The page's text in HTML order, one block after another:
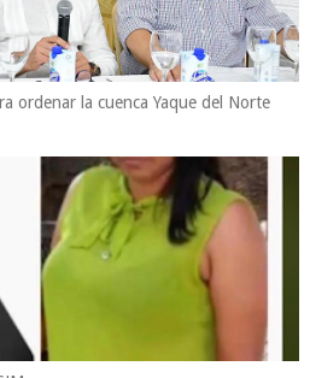
ordenar la cuenca Yaque del Norte